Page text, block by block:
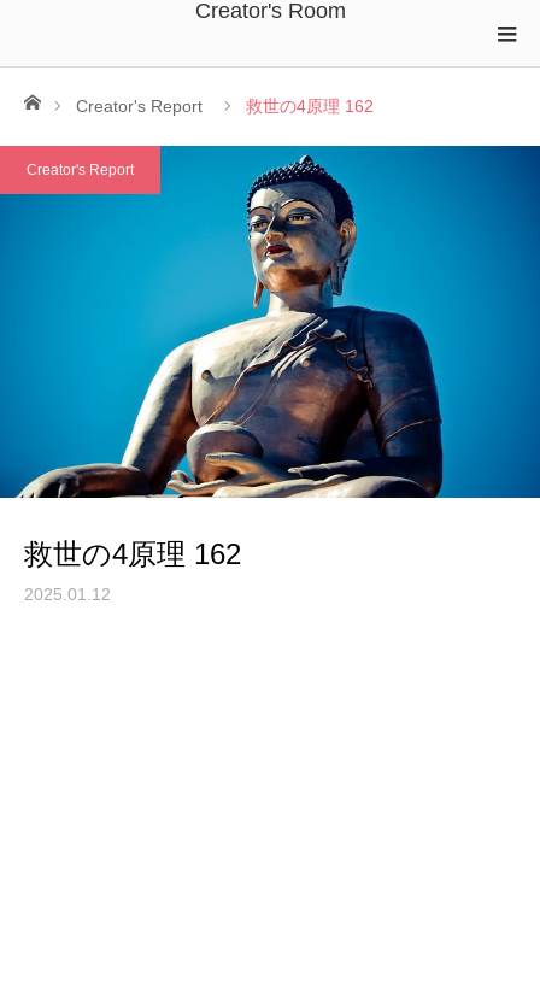
Creator's Room
ホームCreator's Report 救世の4原理 162
Creator's Report
救世の4原理 162
2025.01.12